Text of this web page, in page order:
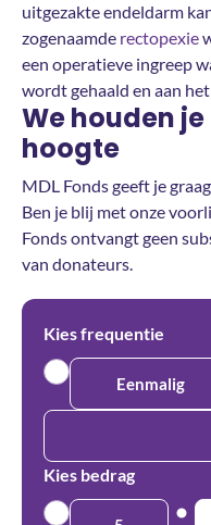
uitgezakte endeldarm
zogenaamde rectopexie
een operatieve ingreep
wordt gehaald en aan
We houden
hoogte
MDL Fonds geeft je
Ben je blij met onze
Fonds ontvangt geen
van donateurs.
Kies frequentie
Eenmalig
Kies bedrag